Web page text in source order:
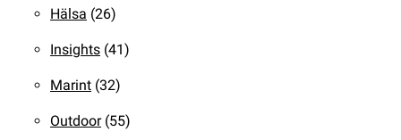
Hälsa (26)
Insights (41)
Marint (32)
Outdoor(55)